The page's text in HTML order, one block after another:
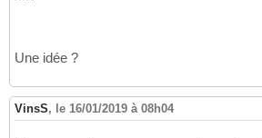
Une idée ?
VinsS, le 16/01/2019 à 08h04